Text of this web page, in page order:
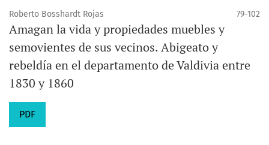
Roberto Bosshardt Rojas 79-102
Amagan la vida y propiedades muebles y
semovientes de sus vecinos. Abigeato y
rebeldía en el departamento de Valdivia entre
1830 y 1860
PDF